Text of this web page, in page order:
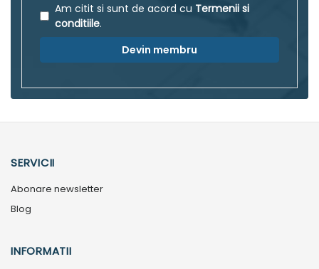
Am citit si sunt de acord cu Termenii si
conditiile.
Devin membru
SERVICII
Abonare newsletter
Blog
INFORMATII